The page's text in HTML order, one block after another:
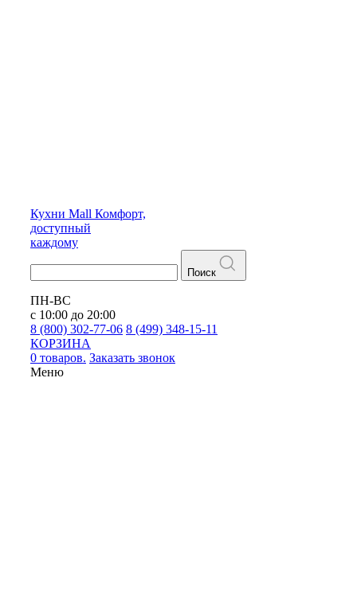
Кухни Mall Комфорт,
доступный
каждому
Поиск
ПН-ВС
с 10:00 до 20:00
8 (800) 302-77-06 8 (499) 348-15-11
КОРЗИНА
0 товаров. Заказать звонок
Меню